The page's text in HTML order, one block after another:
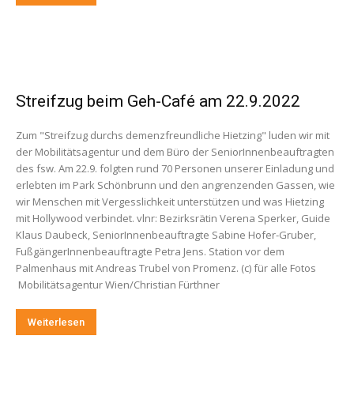
Streifzug beim Geh-Café am 22.9.2022
Zum "Streifzug durchs demenzfreundliche Hietzing" luden wir mit
der Mobilitätsagentur und dem Büro der SeniorInnenbeauftragten
des fsw. Am 22.9. folgten rund 70 Personen unserer Einladung und
erlebten im Park Schönbrunn und den angrenzenden Gassen, wie
wir Menschen mit Vergesslichkeit unterstützen und was Hietzing
mit Hollywood verbindet. vlnr: Bezirksrätin Verena Sperker, Guide
Klaus Daubeck, SeniorInnenbeauftragte Sabine Hofer-Gruber,
FußgängerInnenbeauftragte Petra Jens. Station vor dem
Palmenhaus mit Andreas Trubel von Promenz. (c) für alle Fotos
Mobilitätsagentur Wien/Christian Fürthner
Weiterlesen